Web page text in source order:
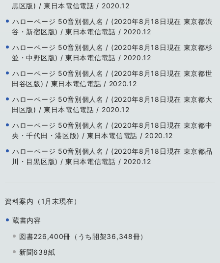
黒区版) / 東日本電信電話 / 2020.12
ハローページ 50音別個人名 / (2020年8月18日現在 東京都渋
谷・新宿区版) / 東日本電信電話 / 2020.12
ハローページ 50音別個人名 / (2020年8月18日現在 東京都杉
並・中野区版) / 東日本電信電話 / 2020.12
ハローページ 50音別個人名 / (2020年8月18日現在 東京都世
田谷区版) / 東日本電信電話 / 2020.12
ハローページ 50音別個人名 / (2020年8月18日現在 東京都大
田区版) / 東日本電信電話 / 2020.12
ハローページ 50音別個人名 / (2020年8月18日現在 東京都中
央・千代田・港区版) / 東日本電信電話 / 2020.12
ハローページ 50音別個人名 / (2020年8月18日現在 東京都品
川・目黒区版) / 東日本電信電話 / 2020.12
資料案内（1月末現在）
蔵書内容
図書226,400冊（うち開架36,348冊）
新聞638紙